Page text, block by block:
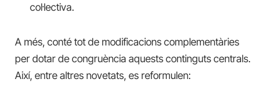
col·lectiva.
A més, conté tot de modificacions complementàries
per dotar de congruència aquests continguts centrals.
Així, entre altres novetats, es reformulen: